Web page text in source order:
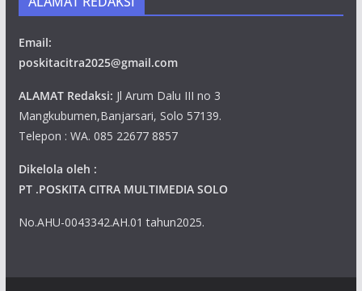
Email:
poskitacitra2025@gmail.com
ALAMAT Redaksi: Jl Arum Dalu III no 3
Mangkubumen,Banjarsari, Solo 57139.
Telepon : WA. 085 22677 8857
Dikelola oleh :
PT .POSKITA CITRA MULTIMEDIA SOLO
No.AHU-0043342.AH.01 tahun2025.